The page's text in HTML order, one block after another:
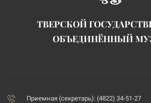
ТВЕРСКОЙ
ОБЪЕДИНЁННЫЙ
Приемная (секретарь): (4822) 34-51-27